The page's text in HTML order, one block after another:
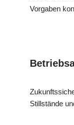
Vorgaben
Stillstände